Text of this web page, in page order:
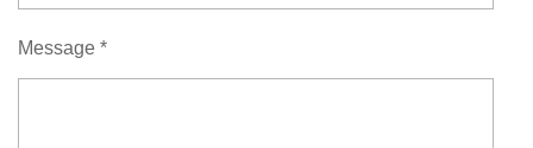
é
tMessage *